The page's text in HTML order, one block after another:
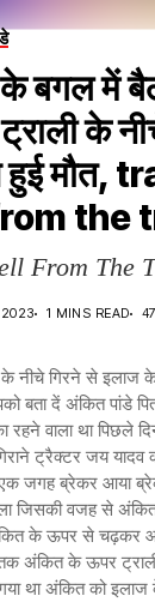
बगल में
के
हुई मौत,
the
From The
2023 1 MINS READ
गिरने से इलाज के
बता दें अंकित पांडे
रहने वाला था पिछले
ट्रैक्टर जय यादव
जगह ब्रेकर आया
जिसकी वजह से
अंकित के ऊपर से
अंकित के ऊपर
था अंकित को इलाज